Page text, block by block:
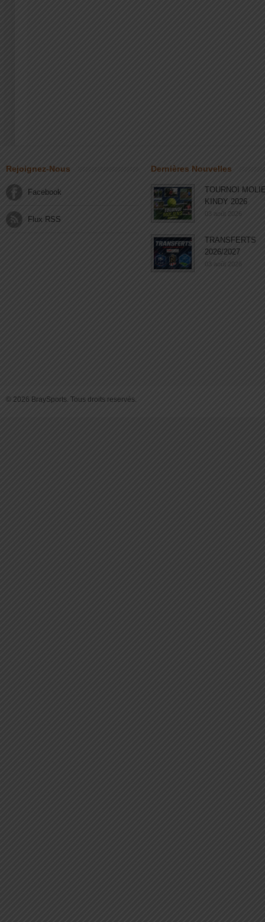
Rejoignez-Nous
Facebook
Flux RSS
Dernières Nouvelles
TOURNOI
KINDY 2026
03 août 2026
TRANSFERTS
2026/2027
03 août 2026
© 2026 BraySports. Tous droits reservés.